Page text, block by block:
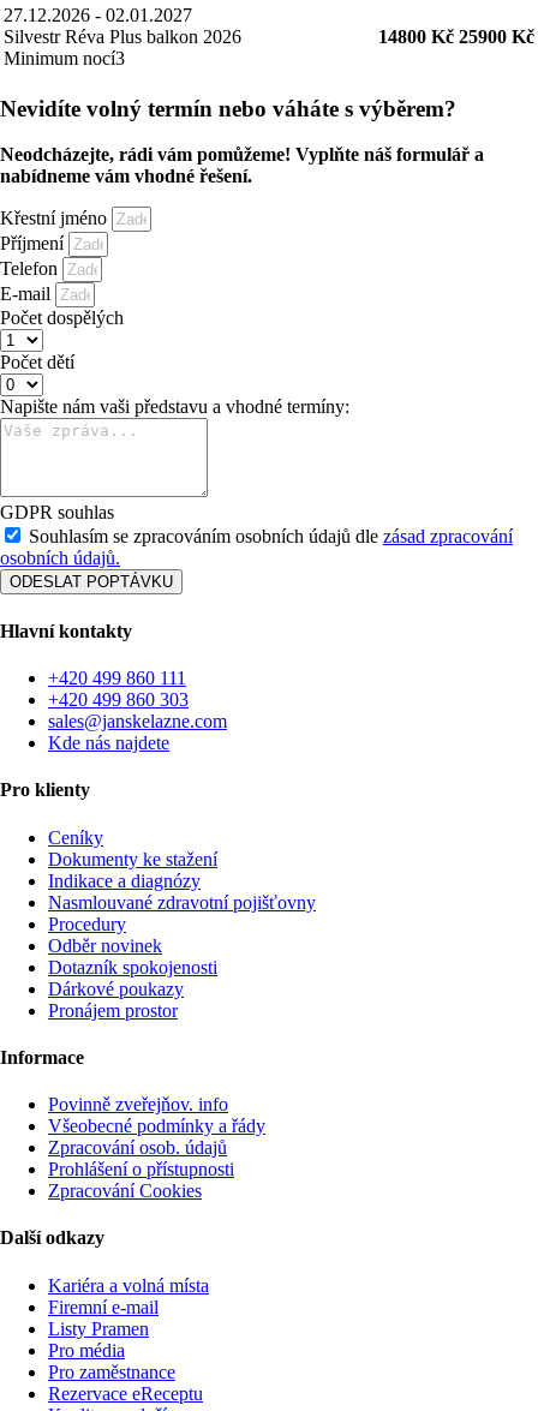
27.12.2026 - 02.01.2027
Silvestr Réva Plus balkon 2026
Minimum nocí3
14800 Kč 25900 Kč
Nevidíte volný termín nebo váháte s výběrem?
Neodcházejte, rádi vám pomůžeme! Vyplňte náš formulář a
nabídneme vám vhodné řešení.
Křestní jméno
Příjmení
Telefon
E-mail
Počet dospělých
Počet dětí
Napište nám vaši představu a vhodné termíny:
GDPR souhlas
Souhlasím se zpracováním osobních údajů dle zásad zpracování
osobních údajů.
ODESLAT POPTÁVKU
Hlavní kontakty
+420 499 860 111
+420 499 860 303
sales@janskelazne.com
Kde nás najdete
Pro klienty
Ceníky
Dokumenty ke stažení
Indikace a diagnózy
Nasmlouvané zdravotní pojišťovny
Procedury
Odběr novinek
Dotazník spokojenosti
Dárkové poukazy
Pronájem prostor
Informace
Povinně zveřejňov. info
Všeobecné podmínky a řády
Zpracování osob. údajů
Prohlášení o přístupnosti
Zpracování Cookies
Další odkazy
Kariéra a volná místa
Firemní­ e-mail
Listy Pramen
Pro média
Pro zaměstnance
Rezervace eReceptu